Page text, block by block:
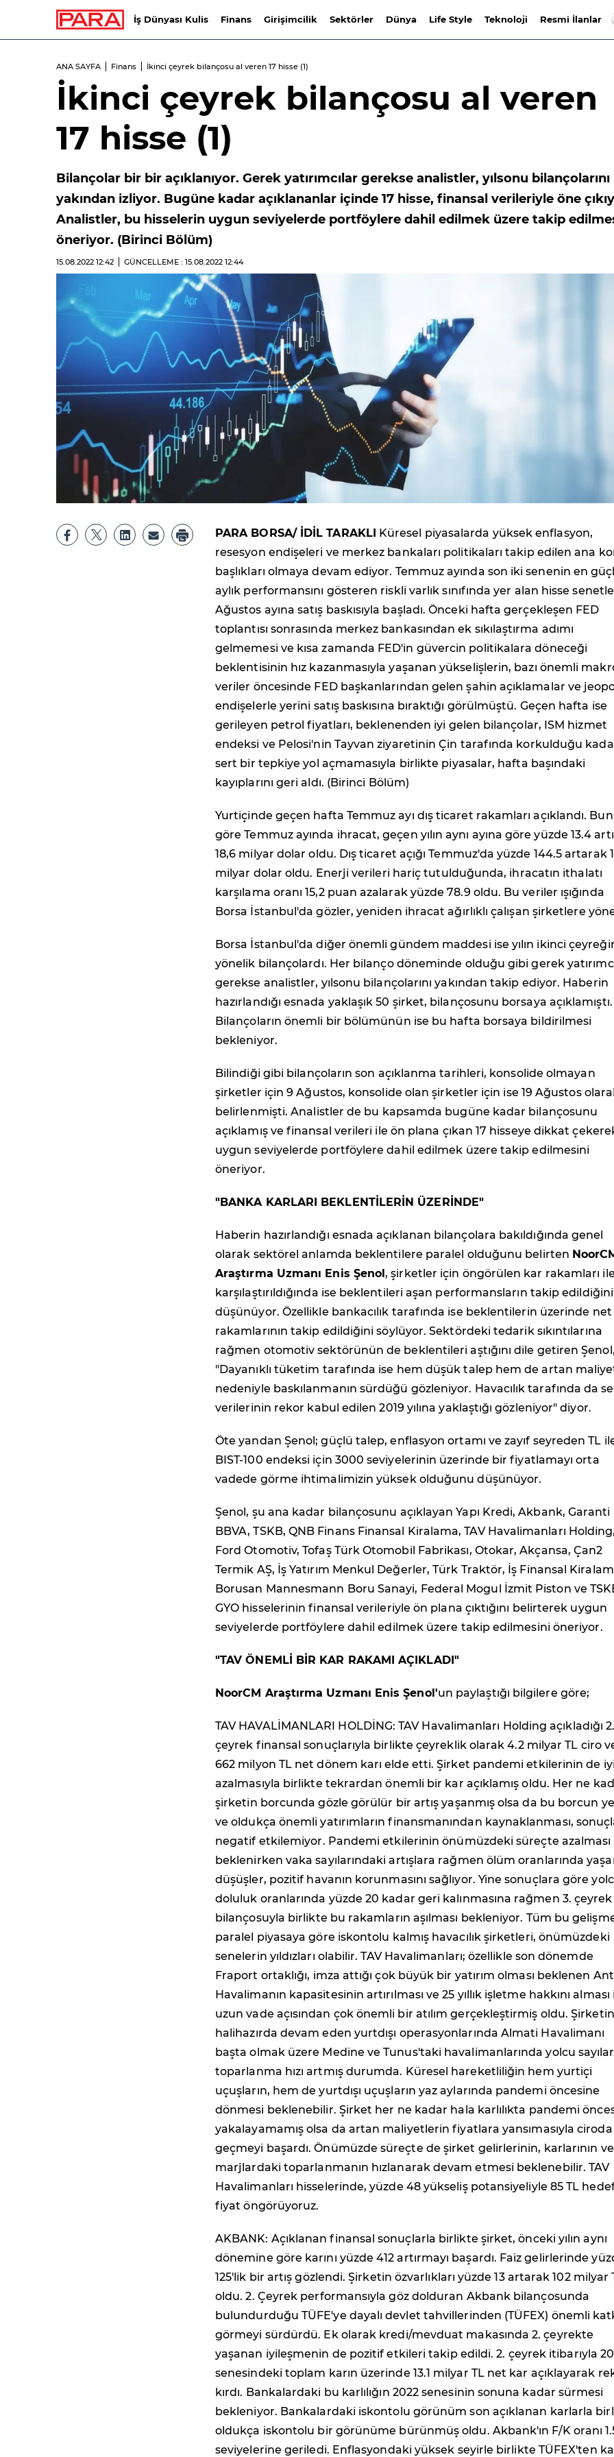
İş Dünyası Kulis Finans Girişimcilik Sektörler Dünya Life Style Teknoloji Resmi İlanlar
ANA SAYFA Finans İkinci çeyrek bilançosu al veren 17 hisse (1)
İkinci çeyrek bilançosu al veren
17 hisse (1)
Bilançolar bir bir açıklanıyor. Gerek yatırımcılar gerekse analistler, yılsonu bilançolarını
yakından izliyor. Bugüne kadar açıklananlar içinde 17 hisse, finansal verileriyle öne
Analistler, bu hisselerin uygun seviyelerde portföylere dahil edilmek üzere takip
öneriyor. (Birinci Bölüm)
15.08.2022 12:42 GÜNCELLEME : 15.08.2022 12:44
PARA BORSA/ İDİL TARAKLI
Küresel piyasalarda yüksek enflasyon,
resesyon endişeleri ve merkez bankaları politikaları takip edilen ana
başlıkları olmaya devam ediyor. Temmuz ayında son iki senenin en
aylık performansını gösteren riskli varlık sınıfında yer alan hisse
Ağustos ayına satış baskısıyla başladı. Önceki hafta gerçekleşen FED
toplantısı sonrasında merkez bankasından ek sıkılaştırma adımı
gelmemesi ve kısa zamanda FED'in güvercin politikalara döneceği
beklentisinin hız kazanmasıyla yaşanan yükselişlerin, bazı önemli
veriler öncesinde FED başkanlarından gelen şahin açıklamalar ve
endişelerle yerini satış baskısına bıraktığı görülmüştü. Geçen hafta ise
gerileyen petrol fiyatları, beklenenden iyi gelen bilançolar, ISM hizmet
endeksi ve Pelosi'nin Tayvan ziyaretinin Çin tarafında korkulduğu
sert bir tepkiye yol açmamasıyla birlikte piyasalar, hafta başındaki
kayıplarını geri aldı. (Birinci Bölüm)
Yurtiçinde geçen hafta Temmuz ayı dış ticaret rakamları açıklandı.
göre Temmuz ayında ihracat, geçen yılın aynı ayına göre yüzde 13.4
18,6 milyar dolar oldu. Dış ticaret açığı Temmuz'da yüzde 144.5 artarak
milyar dolar oldu. Enerji verileri hariç tutulduğunda, ihracatın ithalatı
karşılama oranı 15,2 puan azalarak yüzde 78.9 oldu. Bu veriler ışığında
Borsa İstanbul'da gözler, yeniden ihracat ağırlıklı çalışan şirketlere
Borsa İstanbul'da diğer önemli gündem maddesi ise yılın ikinci
yönelik bilançolardı. Her bilanço döneminde olduğu gibi gerek
gerekse analistler, yılsonu bilançolarını yakından takip ediyor. Haberin
hazırlandığı esnada yaklaşık 50 şirket, bilançosunu borsaya açıklamıştı.
Bilançoların önemli bir bölümünün ise bu hafta borsaya bildirilmesi
bekleniyor.
Bilindiği gibi bilançoların son açıklanma tarihleri, konsolide olmayan
şirketler için 9 Ağustos, konsolide olan şirketler için ise 19 Ağustos
belirlenmişti. Analistler de bu kapsamda bugüne kadar bilançosunu
açıklamış ve finansal verileri ile ön plana çıkan 17 hisseye dikkat
uygun seviyelerde portföylere dahil edilmek üzere takip edilmesini
öneriyor.
"BANKA KARLARI BEKLENTİLERİN ÜZERİNDE"
Haberin hazırlandığı esnada açıklanan bilançolara bakıldığında genel
olarak sektörel anlamda beklentilere paralel olduğunu belirten
Araştırma Uzmanı Enis Şenol, şirketler için öngörülen kar rakamları ile
karşılaştırıldığında ise beklentileri aşan performansların takip edildiğini
düşünüyor. Özellikle bankacılık tarafında ise beklentilerin üzerinde
rakamlarının takip edildiğini söylüyor. Sektördeki tedarik sıkıntılarına
rağmen otomotiv sektörünün de beklentileri aştığını dile getiren Şenol,
"Dayanıklı tüketim tarafında ise hem düşük talep hem de artan
nedeniyle baskılanmanın sürdüğü gözleniyor. Havacılık tarafında da
verilerinin rekor kabul edilen 2019 yılına yaklaştığı gözleniyor" diyor.
Öte yandan Şenol; güçlü talep, enflasyon ortamı ve zayıf seyreden TL
BIST-100 endeksi için 3000 seviyelerinin üzerinde bir fiyatlamayı orta
vadede görme ihtimalimizin yüksek olduğunu düşünüyor.
Şenol, şu ana kadar bilançosunu açıklayan Yapı Kredi, Akbank, Garanti
BBVA, TSKB, QNB Finans Finansal Kiralama, TAV Havalimanları Holding,
Ford Otomotiv, Tofaş Türk Otomobil Fabrikası, Otokar, Akçansa, Çan2
Termik AŞ, İş Yatırım Menkul Değerler, Türk Traktör, İş Finansal
Borusan Mannesmann Boru Sanayi, Federal Mogul İzmit Piston ve
GYO hisselerinin finansal verileriyle ön plana çıktığını belirterek uygun
seviyelerde portföylere dahil edilmek üzere takip edilmesini öneriyor.
"TAV ÖNEMLİ BİR KAR RAKAMI AÇIKLADI"
NoorCM Araştırma Uzmanı Enis Şenol'un paylaştığı bilgilere göre;
TAV HAVALİMANLARI HOLDİNG: TAV Havalimanları Holding açıkladığı 2.
çeyrek finansal sonuçlarıyla birlikte çeyreklik olarak 4.2 milyar TL ciro
662 milyon TL net dönem karı elde etti. Şirket pandemi etkilerinin de
azalmasıyla birlikte tekrardan önemli bir kar açıklamış oldu. Her ne
şirketin borcunda gözle görülür bir artış yaşanmış olsa da bu borcun
ve oldukça önemli yatırımların finansmanından kaynaklanması,
negatif etkilemiyor. Pandemi etkilerinin önümüzdeki süreçte azalması
beklenirken vaka sayılarındaki artışlara rağmen ölüm oranlarında
düşüşler, pozitif havanın korunmasını sağlıyor. Yine sonuçlara göre
doluluk oranlarında yüzde 20 kadar geri kalınmasına rağmen 3. çeyrek
bilançosuyla birlikte bu rakamların aşılması bekleniyor. Tüm bu
paralel piyasaya göre iskontolu kalmış havacılık şirketleri, önümüzdeki
senelerin yıldızları olabilir. TAV Havalimanları; özellikle son dönemde
Fraport ortaklığı, imza attığı çok büyük bir yatırım olması beklenen
Havalimanın kapasitesinin artırılması ve 25 yıllık işletme hakkını alması
uzun vade açısından çok önemli bir atılım gerçekleştirmiş oldu. Şirketin
halihazırda devam eden yurtdışı operasyonlarında Almati Havalimanı
başta olmak üzere Medine ve Tunus'taki havalimanlarında yolcu
toparlanma hızı artmış durumda. Küresel hareketliliğin hem yurtiçi
uçuşların, hem de yurtdışı uçuşların yaz aylarında pandemi öncesine
dönmesi beklenebilir. Şirket her ne kadar hala karlılıkta pandemi
yakalayamamış olsa da artan maliyetlerin fiyatlara yansımasıyla ciroda
geçmeyi başardı. Önümüzde süreçte de şirket gelirlerinin, karlarının ve
marjlardaki toparlanmanın hızlanarak devam etmesi beklenebilir. TAV
Havalimanları hisselerinde, yüzde 48 yükseliş potansiyeliyle 85 TL
fiyat öngörüyoruz.
AKBANK: Açıklanan finansal sonuçlarla birlikte şirket, önceki yılın aynı
dönemine göre karını yüzde 412 artırmayı başardı. Faiz gelirlerinde
125'lik bir artış gözlendi. Şirketin özvarlıkları yüzde 13 artarak 102 milyar
oldu. 2. Çeyrek performansıyla göz dolduran Akbank bilançosunda
bulundurduğu TÜFE'ye dayalı devlet tahvillerinden (TÜFEX) önemli
görmeyi sürdürdü. Ek olarak kredi/mevduat makasında 2. çeyrekte
yaşanan iyileşmenin de pozitif etkileri takip edildi. 2. çeyrek itibarıyla
senesindeki toplam karın üzerinde 13.1 milyar TL net kar açıklayarak
kırdı. Bankalardaki bu karlılığın 2022 senesinin sonuna kadar sürmesi
bekleniyor. Bankalardaki iskontolu görünüm son açıklanan karlarla
oldukça iskontolu bir görünüme bürünmüş oldu. Akbank'ın F/K oranı
seviyelerine geriledi. Enflasyondaki yüksek seyirle birlikte TÜFEX'ten